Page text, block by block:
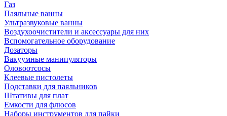
Газ
Паяльные ванны
Ультразвуковые ванны
Воздухоочистители и аксессуары для них
Вспомогательное оборудование
Дозаторы
Вакуумные манипуляторы
Оловоотсосы
Клеевые пистолеты
Подставки для паяльников
Штативы для плат
Емкости для флюсов
Наборы инструментов для пайки